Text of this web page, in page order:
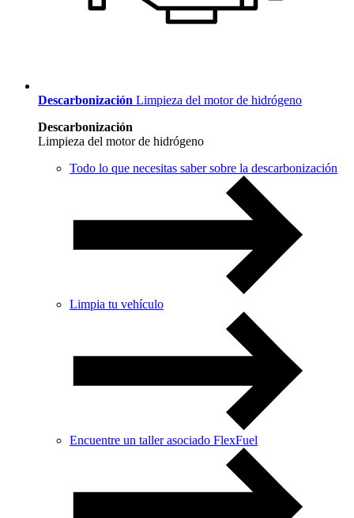
Descarbonización Limpieza del motor de hidrógeno
Descarbonización
Limpieza del motor de hidrógeno
Todo lo que necesitas saber sobre la descarbonización
Limpia tu vehículo
Encuentre un taller asociado FlexFuel